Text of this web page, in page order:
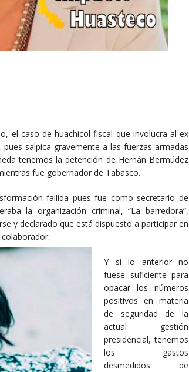
el caso de huachicol fiscal que involucra al ex
salpica gravemente a las fuerzas armadas
tenemos la detención de Hernán Bermúdez
fue gobernador de Tabasco.
fallida pues fue como secretario de
la organización criminal, “La barredora”,
y declarado que está dispuesto a participar en
Y si lo anterior no
fuese suficiente para
opacar los números
positivos en materia
de seguridad de la
actual gestión
presidencial, tenemos
los gastos
desmedidos de